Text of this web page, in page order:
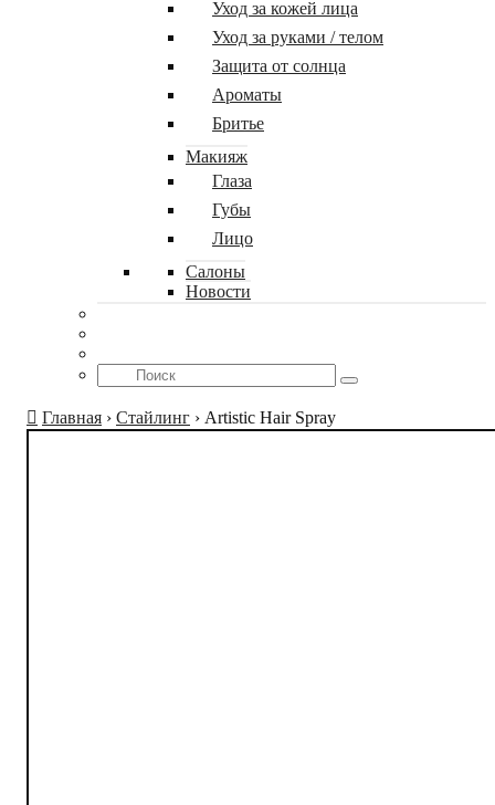
Уход за кожей лица
Уход за руками / телом
Защита от солнца
Ароматы
Бритье
Макияж
Глаза
Губы
Лицо
Салоны
Новости
Главная › Стайлинг › Artistic Hair Spray